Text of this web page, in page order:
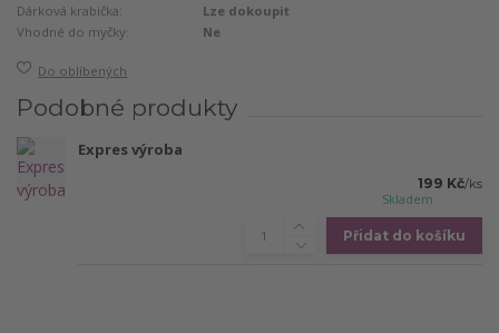
Dárková krabička:
Lze dokoupit
Vhodné do myčky:
Ne
Do oblíbených
Podobné produkty
Expres výroba
199 Kč/ks
Skladem
Přidat do košíku